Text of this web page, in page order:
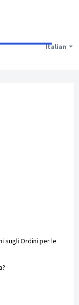
Italian
sugli Ordini per le